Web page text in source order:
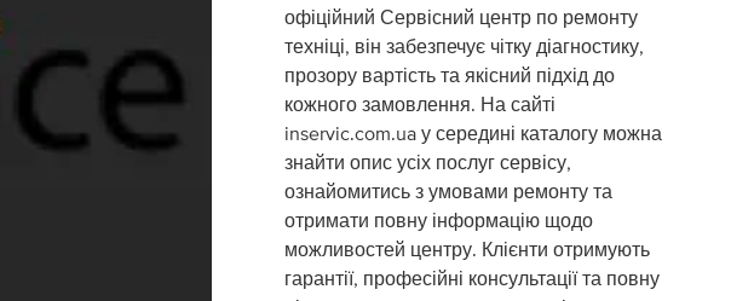
офіційний Сервісний центр по ремонту
техніці, він забезпечує чітку діагностику,
прозору вартість та якісний підхід до
кожного замовлення. На сайті
inservic.com.ua у середині каталогу можна
знайти опис усіх послуг сервісу,
ознайомитись з умовами ремонту та
отримати повну інформацію щодо
можливостей центру. Клієнти отримують
гарантії, професійні консультації та повну